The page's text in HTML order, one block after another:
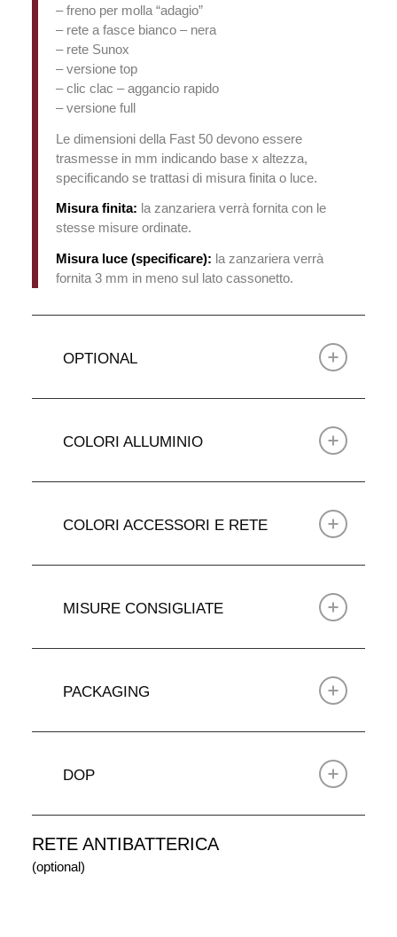
– freno per molla “adagio”
– rete a fasce bianco – nera
– rete Sunox
– versione top
– clic clac – aggancio rapido
– versione full
Le dimensioni della Fast 50 devono essere
trasmesse in mm indicando base x altezza,
specificando se trattasi di misura finita o luce.
Misura finita: la zanzariera verrà fornita con le
stesse misure ordinate.
Misura luce (specificare): la zanzariera verrà
fornita 3 mm in meno sul lato cassonetto.
OPTIONAL
COLORI ALLUMINIO
COLORI ACCESSORI E RETE
MISURE CONSIGLIATE
PACKAGING
DOP
RETE ANTIBATTERICA
(optional)